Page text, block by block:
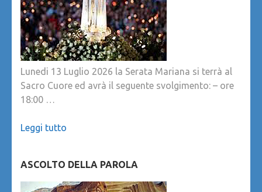
Lunedi 13 Luglio 2026 la Serata Mariana si terrà al
Sacro Cuore ed avrà il seguente svolgimento: – ore
18:00 …
Leggi tutto
ASCOLTO DELLA PAROLA